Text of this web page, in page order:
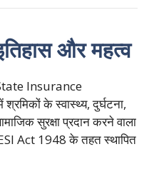
और महत्व
Insurance
के स्वास्थ्य, दुर्घटना,
सुरक्षा प्रदान करने वाला
Act 1948 के तहत स्थापित